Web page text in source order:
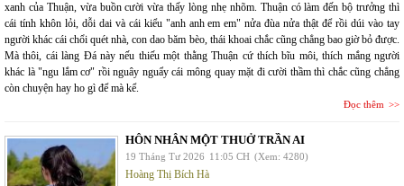
xanh của Thuận, vừa buồn cười vừa thấy lòng nhẹ nhõm. Thuận có làm đến bộ trưởng thì
cái tính khôn lỏi, dỗi dai và cái kiểu "anh anh em em" nửa đùa nửa thật để rồi dúi vào tay
người khác cái chổi quét nhà, con dao băm bèo, thái khoai chắc cũng chẳng bao giờ bỏ được.
Mà thôi, cái làng Đá này nếu thiếu một thằng Thuận cứ thích bĩu môi, thích mắng người
khác là "ngu lắm cơ" rồi nguây nguẩy cái mông quay mặt đi cười thầm thì chắc cũng chẳng
còn chuyện hay ho gì để mà kể.
Đọc thêm
HÔN NHÂN MỘT THUỞ TRẦN AI
19 Tháng Tư 2026 11:05 CH (Xem: 4280)
Hoàng Thị Bích Hà